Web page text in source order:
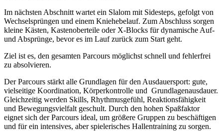
Im nächsten Abschnitt wartet ein Slalom mit Sidesteps, gefolgt von
Wechselsprüngen und einem Kniehebelauf. Zum Abschluss sorgen
kleine Kästen, Kastenoberteile oder X-Blocks für dynamische Auf-
und Absprünge, bevor es im Lauf zurück zum Start geht.
Ziel ist es, den gesamten Parcours möglichst schnell und fehlerfrei
zu absolvieren.
Der Parcours stärkt alle Grundlagen für den Ausdauersport: gute,
vielseitige Koordination, Körperkontrolle und Grundlagenausdauer.
Gleichzeitig werden Skills, Rhythmusgefühl, Reaktionsfähigkeit
und Bewegungsvielfalt geschult. Durch den hohen Spaßfaktor
eignet sich der Parcours ideal, um größere Gruppen zu beschäftigen
und für ein intensives, aber spielerisches Hallentraining zu sorgen.